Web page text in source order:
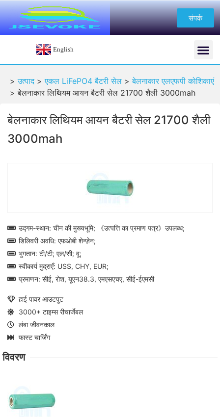
संपर्क
English
>उत्पाद>एकल LiFePO4 बैटरी सेल >बेलनाकार एलएफपी कोशिकाएं
>बेलनाकार लिथियम आयन बैटरी सेल 21700 शैली 3000mah
बेलनाकार लिथियम आयन बैटरी सेल 21700 शैली
3000mah
उद्गम-स्थान: चीन की मुख्यभूमि; 《उत्पत्ति का प्रमाण पत्र》उपलब्ध;
डिलिवरी अवधि: एफओबी शेन्ज़ेन;
भुगतान: टी/टी; एल/सी; वू;
स्वीकार्य मुद्राएँ: US$, CHY, EUR;
प्रमाणन: सीई, रोश, यूएन38.3, एमएसएचए, सीई-ईएमसी
हाई पावर आउटपुट
3000+ टाइम्स रीचार्जेबल
लंबा जीवनकाल
फास्ट चार्जिंग
विवरण